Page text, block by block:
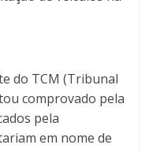
do TCM (Tribunal
comprovado pela
pela
em nome de